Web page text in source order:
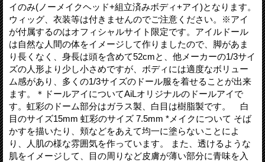
イのみ(ノーメイクヘッド+組立済みボディ+アイ)となります。
ウィッグ、衣装等は付きませんのでご注意ください。※アイ
が付属するのはオフィシャルサイト限定です。アイルドール
は自然な人間の体をイメージして作りましたので、脚があま
り長くなく、身長は頭を含めて52cmと、他メーカーの1/3サイ
ズの人形より少し小さめですが、ボディには適度なボリュー
ム感があり、多くの1/3サイズのドール服を着せることが出来
ます。＊ドールアイについてAiLオリジナルのドールアイで
す。虹彩のドーム部分はガラス製、白目は樹脂製です。 白
目のサイズ15mm 虹彩のサイズ 7.5mm *メイクについて そば
かすを描いたり、頬などをあえて均一に塗らないことによ
り、人肌の様な雰囲気を作っています。 また、透けるような
肌をイメージして、目の周りなど皮膚が薄い部分に青味を入